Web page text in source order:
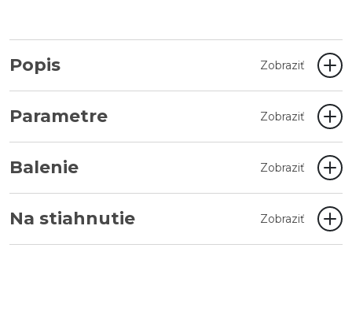
Popis Zobraziť
Parametre Zobraziť
Balenie Zobraziť
Na stiahnutie Zobraziť